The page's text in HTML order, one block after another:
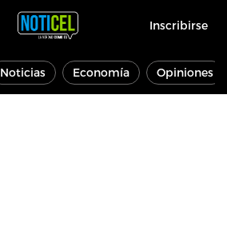
Inscribirse
Noticias Economía Opiniones